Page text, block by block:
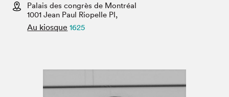
Espace exposant⋅e⋅s
Espace enseignant·e·s
Projets partenaires
Palais des congrès de Montréal
1001 Jean Paul Riopelle Pl,
Au kiosque 1625